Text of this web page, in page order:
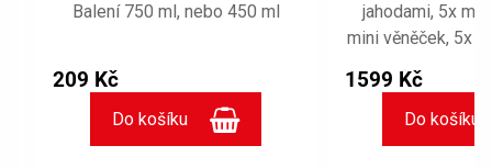
Balení 750 ml, nebo 450 ml
209 Kč
jahodami, 5x
mini věněček, 5x
minidezertu
se může lišit,
občasných
1599 Kč